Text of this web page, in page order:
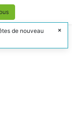
de nouveau